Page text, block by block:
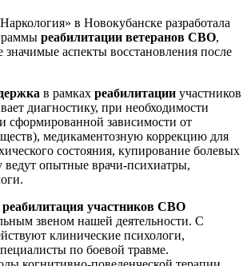
в Новокубанске разработала
реабилитации ветеранов СВО,
аспекты восстановления после
в рамках реабилитации участников
диагностику, при необходимости
сформированной зависимости от
медикаментозную коррекцию для
состояния, купирование болевых
опытные врачи-психиатры,
реабилитация участников СВО
звеном нашей деятельности. С
клинические психологи,
по боевой травме.